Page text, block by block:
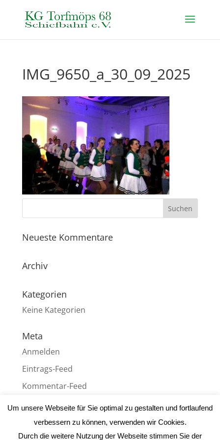
IMG_9650_a_30_09_2025
Neueste Kommentare
Archiv
Kategorien
Keine Kategorien
Meta
Anmelden
Eintrags-Feed
Kommentar-Feed
WordPress.org
Um unsere Webseite für Sie optimal zu gestalten und fortlaufend
verbessern zu können, verwenden wir Cookies.
Durch die weitere Nutzung der Webseite stimmen Sie der